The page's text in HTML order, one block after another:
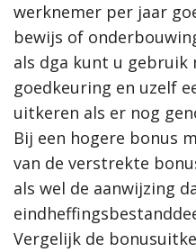
werknemer per jaar
bewijs of
als dga kunt u gebruik
goedkeuring en uzelf
uitkeren als er nog
Bij een hogere bonus
van de verstrekte
als wel de aanwijzing
Vergelijk de